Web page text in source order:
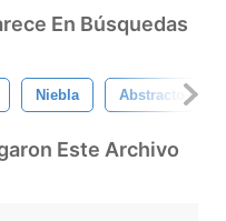
En Búsquedas
Niebla Abstracto
Este Archivo